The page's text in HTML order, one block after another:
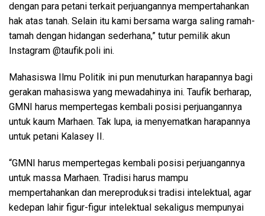
dengan para petani terkait perjuangannya mempertahankan
hak atas tanah. Selain itu kami bersama warga saling ramah-
tamah dengan hidangan sederhana,” tutur pemilik akun
Instagram @taufik.poli ini.
Mahasiswa Ilmu Politik ini pun menuturkan harapannya bagi
gerakan mahasiswa yang mewadahinya ini. Taufik berharap,
GMNI harus mempertegas kembali posisi perjuangannya
untuk kaum Marhaen. Tak lupa, ia menyematkan harapannya
untuk petani Kalasey II.
“GMNI harus mempertegas kembali posisi perjuangannya
untuk massa Marhaen. Tradisi harus mampu
mempertahankan dan mereproduksi tradisi intelektual, agar
kedepan lahir figur-figur intelektual sekaligus mempunyai